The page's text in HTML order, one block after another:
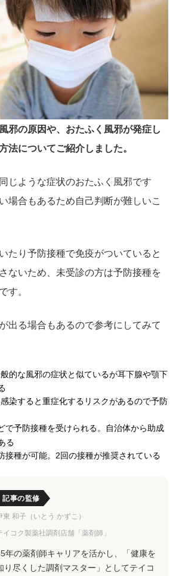
邪の原因や、おたふく風邪が発症し
法についてご紹介しました。
じような症状のおたふく風邪です
場合もあるため自己判断が難しいこ
たり予防接種で免疫がついていると
ないため、未受診の方は予防接種を
す。
出る場合もあるので参考にしてみて
的な風邪の症状と似ているが耳下腺や顎下
染すると重症化するリスクがあるので予防
で予防接種を受けられる。自治体から助成
る
接種が可能。2回の接種が推奨されている
記事の監修
東 和子（いとう かずこ）
イコク製薬社調剤店舗「薬剤師」
年の薬剤師キャリアを活かし、「健康を
り尽くした調剤マスター」としてテイコ